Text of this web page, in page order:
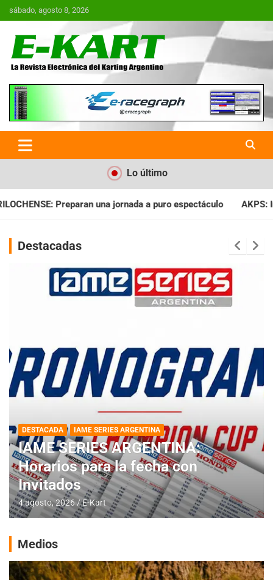
Saltar
al
sábado, agosto 8, 2026
E-Kart.com.ar | La Revista
Electrónica del Karting en
Argentina
Lo último
a puro espectáculo AKPS: Intervino la IGJ y oficializó el
Destacadas
DESTACADA IAME SERIES ARGENTINA
IAME SERIES ARGENTINA:
Horarios para la fecha con
Invitados
4 agosto, 2026 E-Kart
Medios